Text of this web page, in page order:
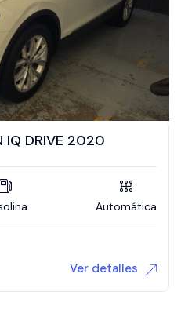
IQ DRIVE 2020
Automática
Ver detalles